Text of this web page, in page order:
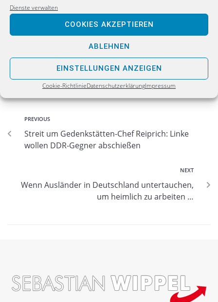
Dienste verwalten
COOKIES AKZEPTIEREN
ABLEHNEN
EINSTELLUNGEN ANZEIGEN
Cookie-RichtlinieDatenschutzerklärungImpressum
einzurichten, wo suizidgefährdete oder anderweitig auffällige
Gefangene untergebracht werden können. Eine Heerschar von
Experten für jeden inhaftierten Islamisten einfliegen zu lassen,
setzt dagegen den Hebel an der völlig falschen Stelle an.“
(Bild: Fahndungsfoto der Polizei von Al-Bakr)
PREVIOUS
Streit um Gedenkstätten-Chef Reiprich: Linke
wollen DDR-Gegner abschießen
NEXT
Wenn Ausländer in Deutschland untertauchen,
um heimlich zu arbeiten …